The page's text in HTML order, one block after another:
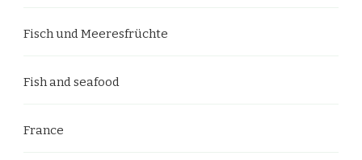
Fisch und Meeresfrüchte
Fish and seafood
France